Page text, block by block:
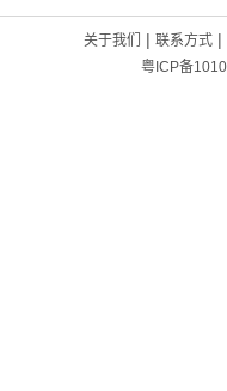
关于我们 | 联系方式|
粤ICP备